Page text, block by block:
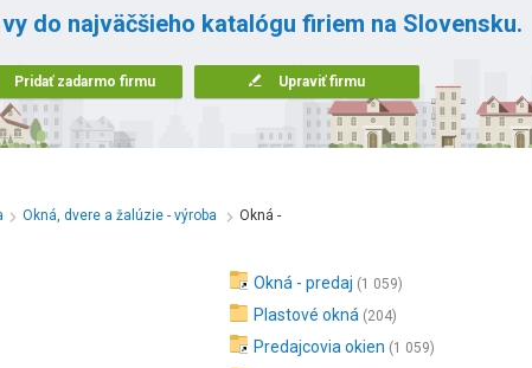
do najväčšieho katalógu firiem na Slovensku.
Pridať zadarmo firmu Upraviť firmu
Okná, dvere a žalúzie - výroba
Okná -
Okná - predaj (1 059)
Plastové okná (204)
Predajcovia okien (1 059)